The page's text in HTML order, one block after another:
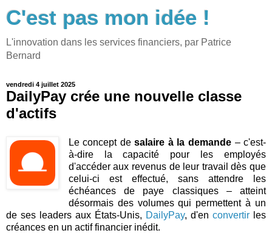
C'est pas mon idée !
L'innovation dans les services financiers, par Patrice
Bernard
vendredi 4 juillet 2025
DailyPay crée une nouvelle classe
d'actifs
Le concept desalaire à la demande– c'est-
à-dire la capacité pour les employés
d'accéder aux revenus de leur travail dès que
celui-ci est effectué, sans attendre les
échéances de paye classiques – atteint
désormais des volumes qui permettent à un
de ses leaders aux États-Unis, DailyPay, d'en convertir les
créances en un actif financier inédit.